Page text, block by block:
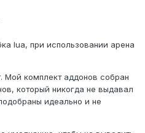
lua, при использовании арена
Мой комплект аддонов собран
который никогда не выдавал
идеально и не